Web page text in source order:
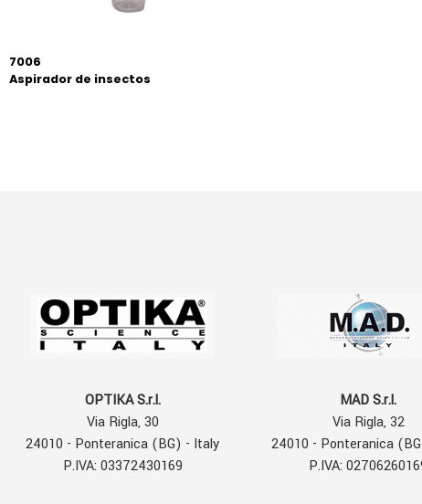
7006
Aspirador de insectos
OPTIKA S.r.l.
Via Rigla, 30
24010 - Ponteranica (BG) - Italy
P.IVA: 03372430169
MAD S.r.l.
Via Rigla, 32
24010 - Ponteranica
P.IVA: